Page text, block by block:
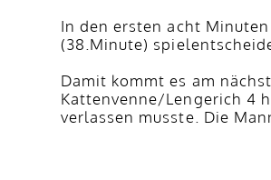
In den ersten acht
(38.Minute)
Damit kommt es am
Kattenvenne/Lengerich 4
verlassen musste. Die